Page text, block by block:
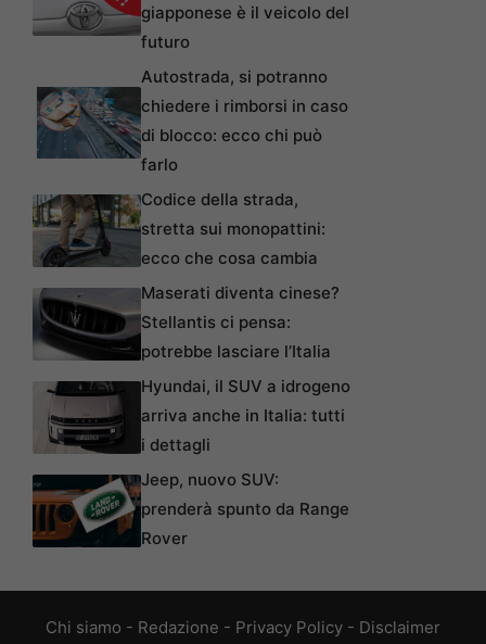
giapponese è il veicolo del
futuro
Autostrada, si potranno
chiedere i rimborsi in caso
di blocco: ecco chi può
farlo
Codice della strada,
stretta sui monopattini:
ecco che cosa cambia
Maserati diventa cinese?
Stellantis ci pensa:
potrebbe lasciare l’Italia
Hyundai, il SUV a idrogeno
arriva anche in Italia: tutti
i dettagli
Jeep, nuovo SUV:
prenderà spunto da Range
Rover
Chi siamo - Redazione - Privacy Policy - Disclaimer